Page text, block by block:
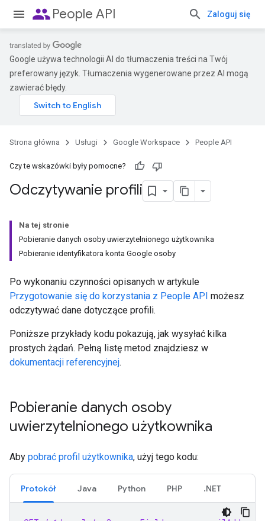
peoplePeople API Zaloguj się
Google używa technologii AI do tłumaczenia treści na Twój
preferowany język. Tłumaczenia wygenerowane przez AI mogą
zawierać błędy.
Strona główna Usługi Google Workspace People API
Czy te wskazówki były pomocne?
Odczytywanie profili
Na tej stronie
Pobieranie danych osoby uwierzytelnionego użytkownika
Pobieranie identyfikatora konta Google osoby
Po wykonaniu czynności opisanych w artykule
Przygotowanie się do korzystania z People API możesz
odczytywać dane dotyczące profili.
Poniższe przykłady kodu pokazują, jak wysyłać kilka
prostych żądań. Pełną listę metod znajdziesz w
dokumentacji referencyjnej.
Pobieranie danych osoby
uwierzytelnionego użytkownika
Aby pobrać profil użytkownika, użyj tego kodu:
Protokół Java Python PHP .NET